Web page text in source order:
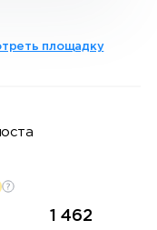
площадку
1 462